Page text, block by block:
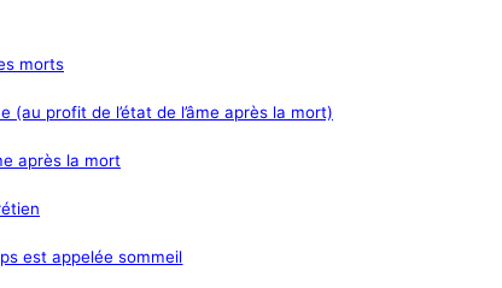
morts
(au profit de l’état de l’âme après la mort)
après la mort
est appelée sommeil